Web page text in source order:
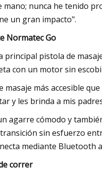
mano; nunca he tenido
un gran impacto".
Normatec Go
principal pistola de
con un motor sin
más accesible
y les brinda a mis
agarre cómodo y
sin esfuerzo
mediante Bluetooth
correr